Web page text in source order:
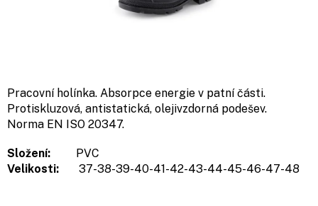
Pracovní holínka. Absorpce energie v patní části.
Protiskluzová, antistatická, olejivzdorná podešev.
Norma EN ISO 20347.
Složení:
PVC
Velikosti:
37-38-39-40-41-42-43-44-45-46-47-48